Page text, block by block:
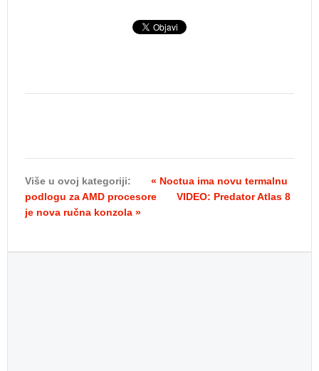
Više u ovoj kategoriji:
« Noctua ima novu termalnu
podlogu za AMD procesore
VIDEO: Predator Atlas 8
je nova ručna konzola »